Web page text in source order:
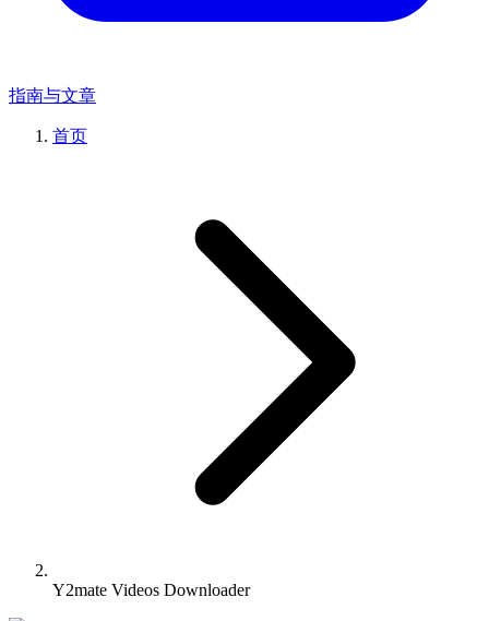
指南与文章
首页
Y2mate Videos Downloader